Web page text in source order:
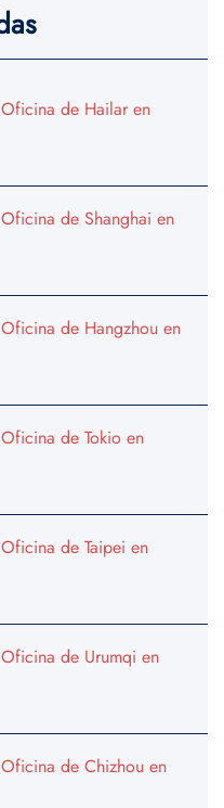
de Hailar en
de Shanghai en
de Hangzhou en
de Tokio en
de Taipei en
de Urumqi en
de Chizhou en